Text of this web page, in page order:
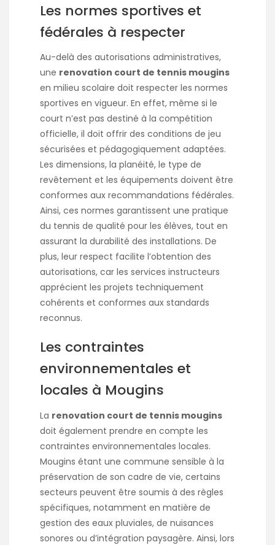
Les normes sportives et
fédérales à respecter
Au-delà des autorisations administratives,
une renovation court de tennis mougins
en milieu scolaire doit respecter les normes
sportives en vigueur. En effet, même si le
court n’est pas destiné à la compétition
officielle, il doit offrir des conditions de jeu
sécurisées et pédagogiquement adaptées.
Les dimensions, la planéité, le type de
revêtement et les équipements doivent être
conformes aux recommandations fédérales.
Ainsi, ces normes garantissent une pratique
du tennis de qualité pour les élèves, tout en
assurant la durabilité des installations. De
plus, leur respect facilite l’obtention des
autorisations, car les services instructeurs
apprécient les projets techniquement
cohérents et conformes aux standards
reconnus.
Les contraintes
environnementales et
locales à Mougins
La renovation court de tennis mougins
doit également prendre en compte les
contraintes environnementales locales.
Mougins étant une commune sensible à la
préservation de son cadre de vie, certains
secteurs peuvent être soumis à des règles
spécifiques, notamment en matière de
gestion des eaux pluviales, de nuisances
sonores ou d’intégration paysagère. Ainsi, lors